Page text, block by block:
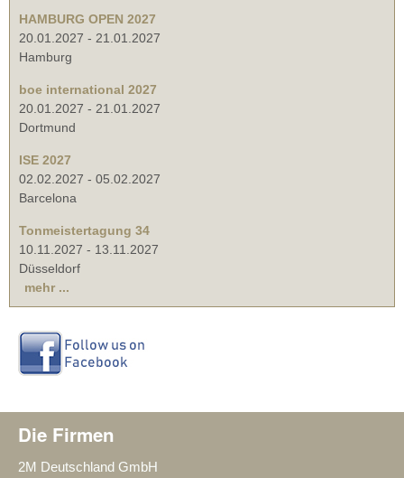
HAMBURG OPEN 2027
20.01.2027 - 21.01.2027
Hamburg
boe international 2027
20.01.2027 - 21.01.2027
Dortmund
ISE 2027
02.02.2027 - 05.02.2027
Barcelona
Tonmeistertagung 34
10.11.2027 - 13.11.2027
Düsseldorf
mehr ...
Die Firmen
2M Deutschland GmbH